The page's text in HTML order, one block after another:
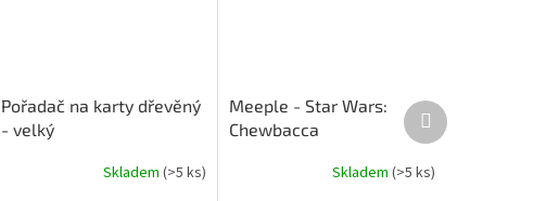
Pořadač na karty dřevěný
- velký
Skladem(>5 ks)
Meeple - Star Wars:
Chewbacca
Skladem(>5 ks)
Další
produkt